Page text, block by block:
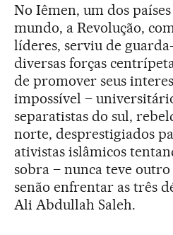
No Iêmen, um dos
mundo, a Revolução,
líderes, serviu de
diversas forças
de promover seus
impossível –
separatistas do sul,
norte, desprestigiados
ativistas islâmicos
sobra – nunca teve
senão enfrentar as três
Ali Abdullah Saleh.